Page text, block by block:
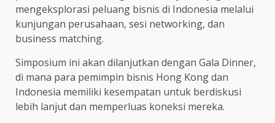
mengeksplorasi peluang bisnis di Indonesia melalui
kunjungan perusahaan, sesi networking, dan
business matching.
Simposium ini akan dilanjutkan dengan Gala Dinner,
di mana para pemimpin bisnis Hong Kong dan
Indonesia memiliki kesempatan untuk berdiskusi
lebih lanjut dan memperluas koneksi mereka.